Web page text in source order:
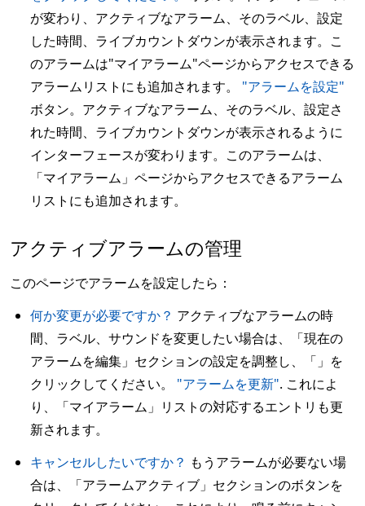
が変わり、アクティブなアラーム、そのラベル、設定
した時間、ライブカウントダウンが表示されます。こ
のアラームは"マイアラーム"ページからアクセスできる
アラームリストにも追加されます。 "アラームを設定"
ボタン。アクティブなアラーム、そのラベル、設定さ
れた時間、ライブカウントダウンが表示されるように
インターフェースが変わります。このアラームは、
「マイアラーム」ページからアクセスできるアラーム
リストにも追加されます。
アクティブアラームの管理
このページでアラームを設定したら：
何か変更が必要ですか？ アクティブなアラームの時
間、ラベル、サウンドを変更したい場合は、「現在の
アラームを編集」セクションの設定を調整し、「」を
クリックしてください。 "アラームを更新". これによ
り、「マイアラーム」リストの対応するエントリも更
新されます。
キャンセルしたいですか？ もうアラームが必要ない場
合は、「アラームアクティブ」セクションのボタンを